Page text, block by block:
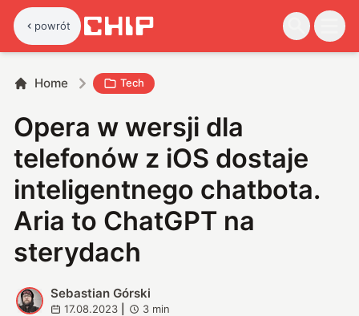
powrót
Home Tech
Opera w wersji dla
telefonów z iOS dostaje
inteligentnego chatbota.
Aria to ChatGPT na
sterydach
S
Sebastian Górski
17.08.2023 3 min